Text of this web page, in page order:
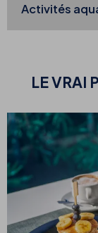
Activités
LE VRAI